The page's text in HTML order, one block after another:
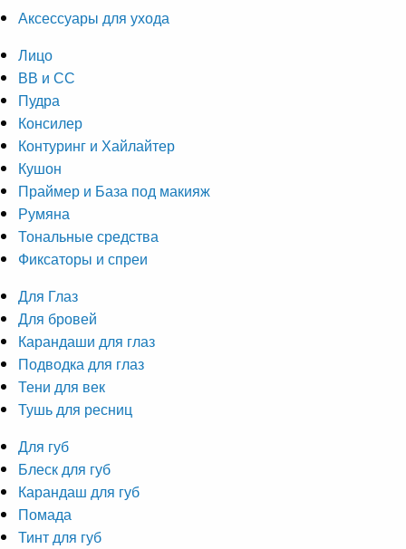
Аксессуары для ухода
Лицо
ВВ и СС
Пудра
Консилер
Контуринг и Хайлайтер
Кушон
Праймер и База под макияж
Румяна
Тональные средства
Фиксаторы и спреи
Для Глаз
Для бровей
Карандаши для глаз
Подводка для глаз
Тени для век
Тушь для ресниц
Для губ
Блеск для губ
Карандаш для губ
Помада
Тинт для губ